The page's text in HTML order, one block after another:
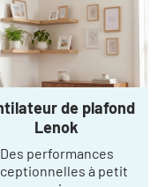
de plafond
Lenok
Des performances
à petit